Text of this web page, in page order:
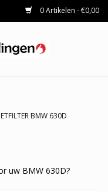
0 Artikelen - €0,00
BMW 630D
uw BMW 630D?